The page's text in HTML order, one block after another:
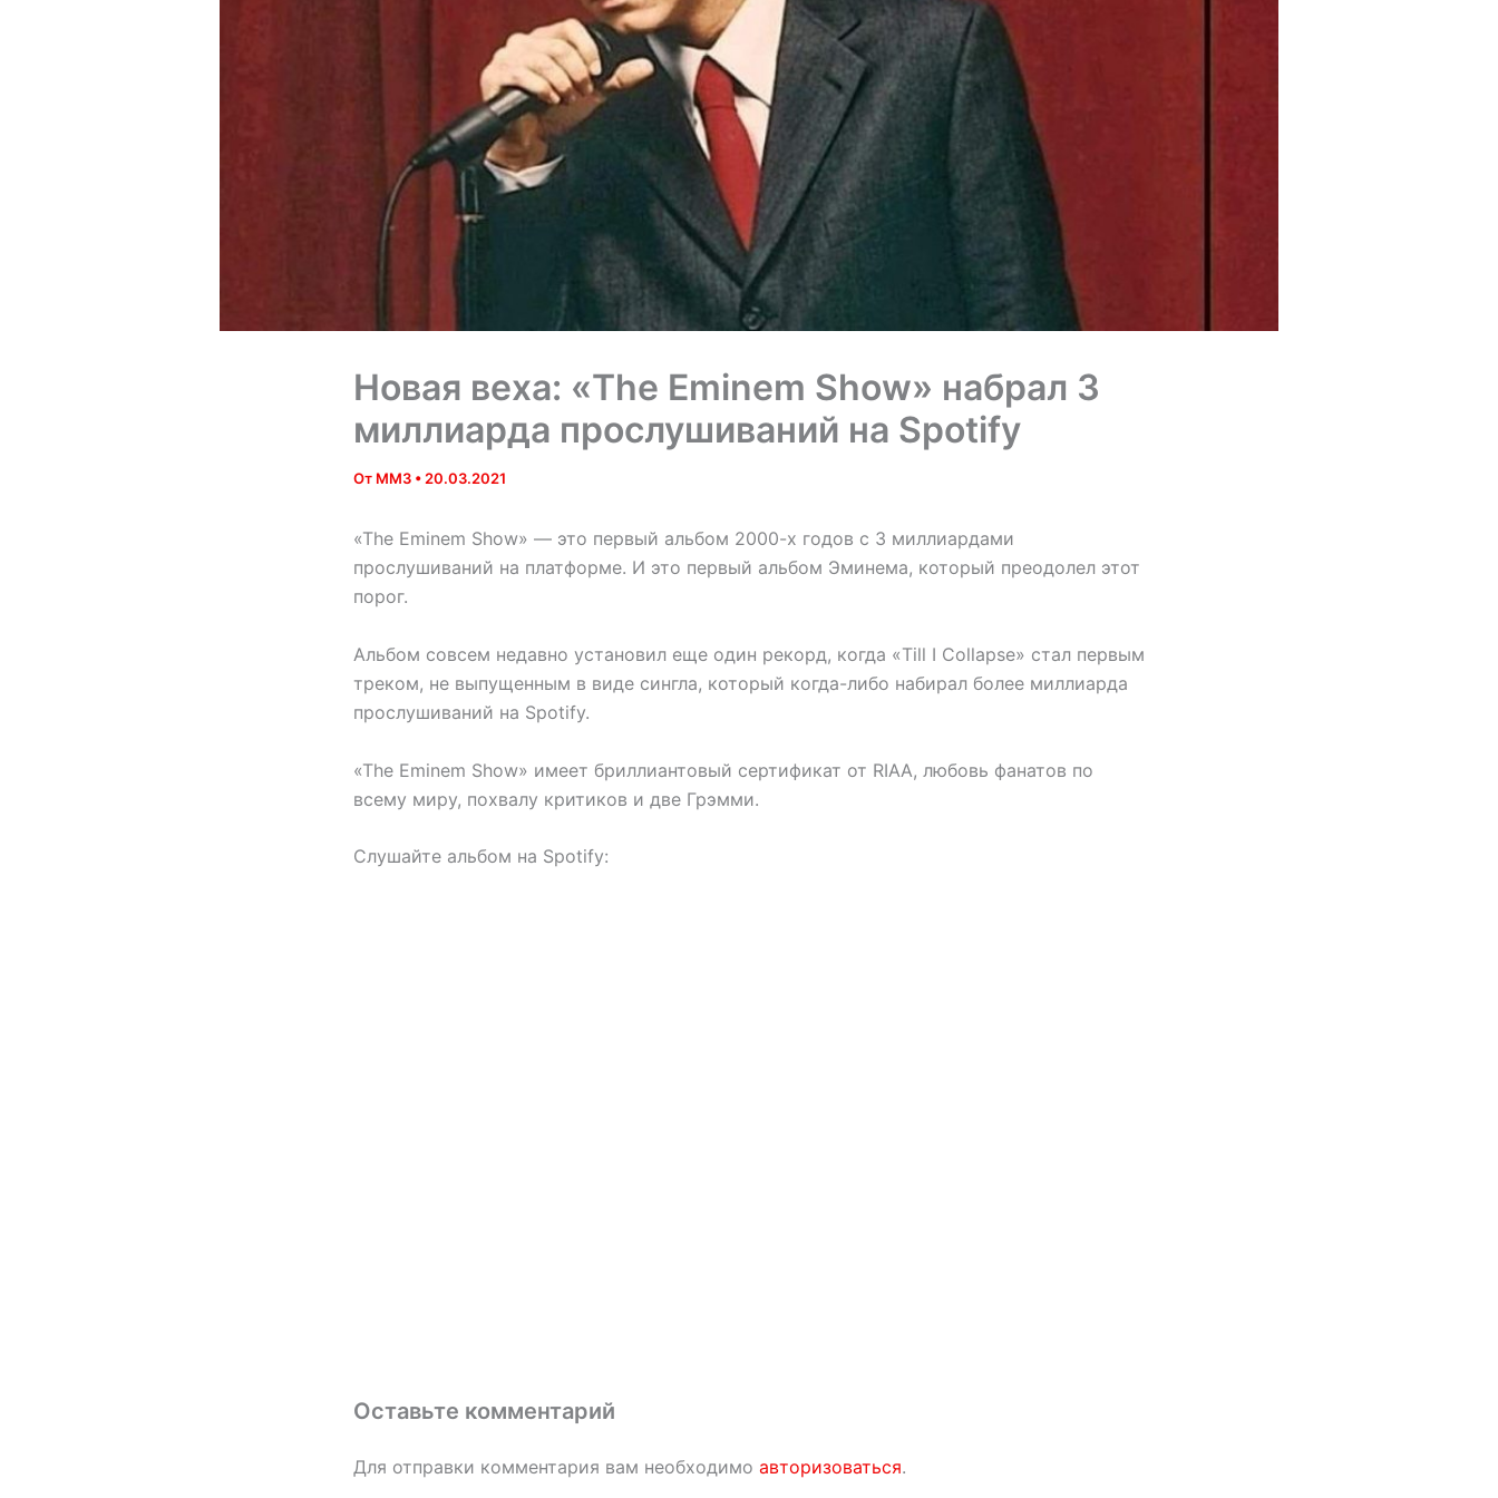
Новая веха: «The Eminem Show» набрал 3
миллиарда прослушиваний на Spotify
От MM3 •20.03.2021
«The Eminem Show» — это первый альбом 2000-х годов с 3 миллиардами
прослушиваний на платформе. И это первый альбом Эминема, который преодолел этот
порог.
Альбом совсем недавно установил еще один рекорд, когда «Till I Collapse» стал первым
треком, не выпущенным в виде сингла, который когда-либо набирал более миллиарда
прослушиваний на Spotify.
«The Eminem Show» имеет бриллиантовый сертификат от RIAA, любовь фанатов по
всему миру, похвалу критиков и две Грэмми.
Слушайте альбом на Spotify:
Оставьте комментарий
Для отправки комментария вам необходимо авторизоваться.